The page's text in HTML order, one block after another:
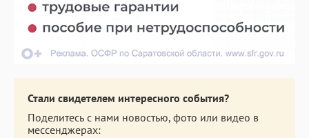
Стали свидетелем интересного события?
Поделитесь с нами новостью, фото или видео в
мессенджерах: